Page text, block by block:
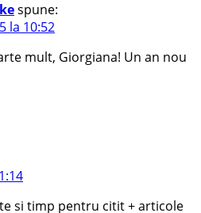
spune:
la 10:52
mult, Giorgiana! Un an nou
si timp pentru citit + articole